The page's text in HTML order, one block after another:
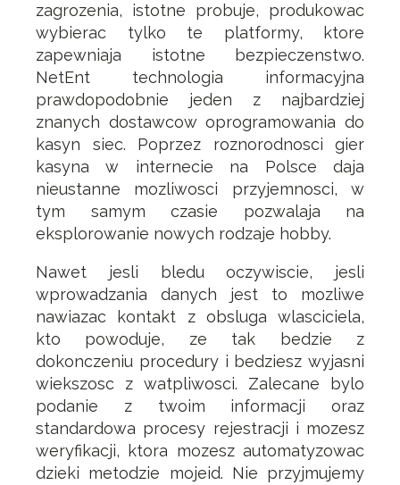
zagrozenia, istotne probuje, produkowac
wybierac tylko te platformy, ktore
zapewniaja istotne bezpieczenstwo.
NetEnt technologia informacyjna
prawdopodobnie jeden z najbardziej
znanych dostawcow oprogramowania do
kasyn siec. Poprzez roznorodnosci gier
kasyna w internecie na Polsce daja
nieustanne mozliwosci przyjemnosci, w
tym samym czasie pozwalaja na
eksplorowanie nowych rodzaje hobby.
Nawet jesli bledu oczywiscie, jesli
wprowadzania danych jest to mozliwe
nawiazac kontakt z obsluga wlasciciela,
kto powoduje, ze tak bedzie z
dokonczeniu procedury i bedziesz wyjasni
wiekszosc z watpliwosci. Zalecane bylo
podanie z twoim informacji oraz
standardowa procesy rejestracji i mozesz
weryfikacji, ktora mozesz automatyzowac
dzieki metodzie mojeid. Nie przyjmujemy